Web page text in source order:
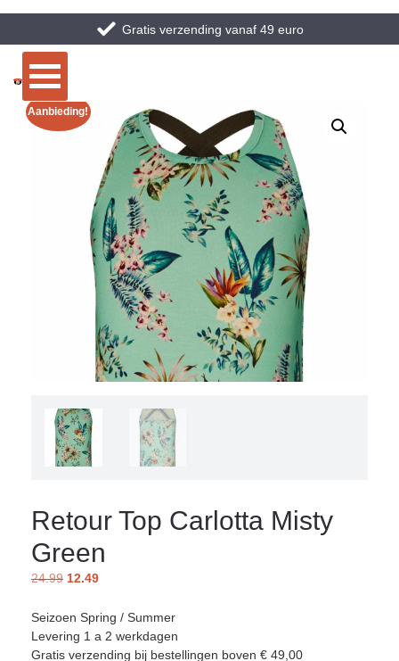
Gratis verzending vanaf 49 euro
Aanbieding!
Retour Top Carlotta Misty
Green
24.99 12.49
Seizoen Spring / Summer
Levering 1 a 2 werkdagen
Gratis verzending bij bestellingen boven € 49,00